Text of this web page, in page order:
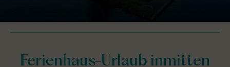
Ferienhaus-Urlaub inmitten